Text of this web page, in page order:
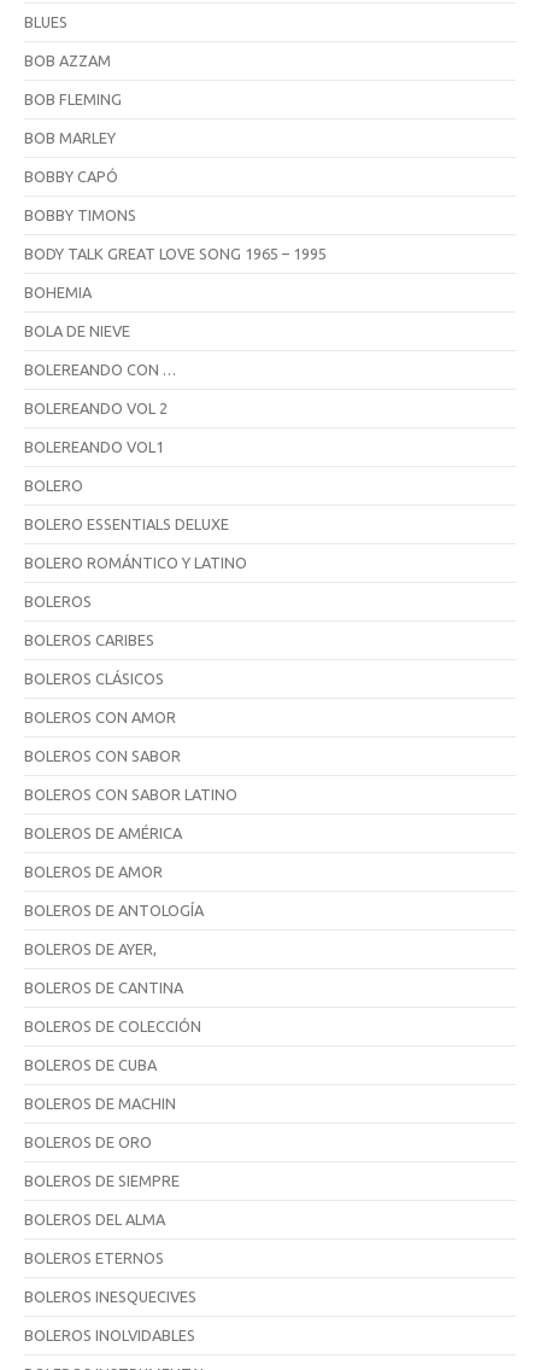
BLUES
BOB AZZAM
BOB FLEMING
BOB MARLEY
BOBBY CAPÓ
BOBBY TIMONS
BODY TALK GREAT LOVE SONG 1965 – 1995
BOHEMIA
BOLA DE NIEVE
BOLEREANDO CON …
BOLEREANDO VOL 2
BOLEREANDO VOL1
BOLERO
BOLERO ESSENTIALS DELUXE
BOLERO ROMÁNTICO Y LATINO
BOLEROS
BOLEROS CARIBES
BOLEROS CLÁSICOS
BOLEROS CON AMOR
BOLEROS CON SABOR
BOLEROS CON SABOR LATINO
BOLEROS DE AMÉRICA
BOLEROS DE AMOR
BOLEROS DE ANTOLOGÍA
BOLEROS DE AYER,
BOLEROS DE CANTINA
BOLEROS DE COLECCIÓN
BOLEROS DE CUBA
BOLEROS DE MACHIN
BOLEROS DE ORO
BOLEROS DE SIEMPRE
BOLEROS DEL ALMA
BOLEROS ETERNOS
BOLEROS INESQUECIVES
BOLEROS INOLVIDABLES